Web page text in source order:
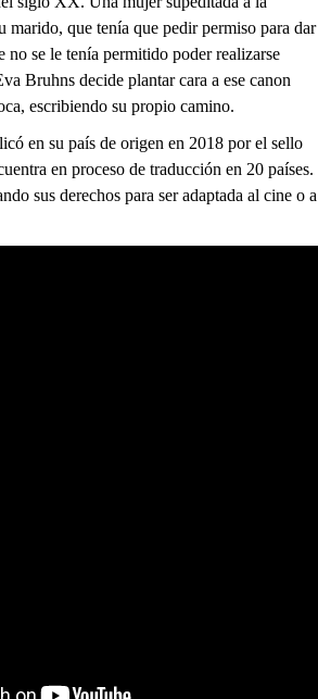
marido, que tenía que pedir permiso para dar
no se le tenía permitido poder realizarse
Bruhns decide plantar cara a ese canon
escribiendo su propio camino.
en su país de origen en 2018 por el sello
en proceso de traducción en 20 países.
sus derechos para ser adaptada al cine o a